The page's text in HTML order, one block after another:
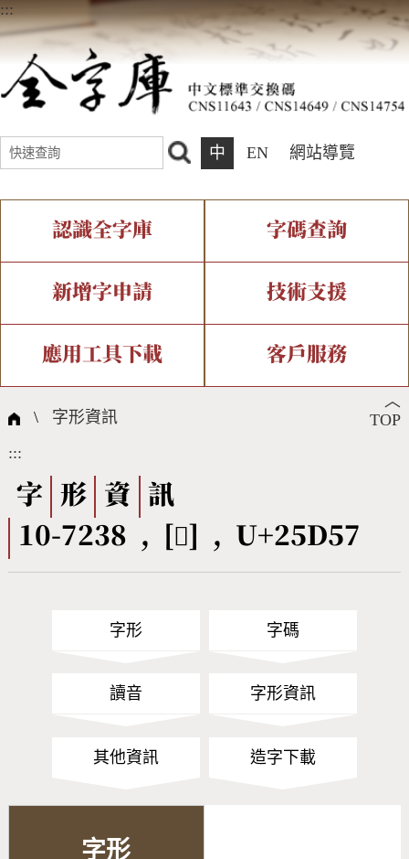
:::
中 EN 網站導覽
認識全字庫
全字庫介紹 全字庫現況
中文碼介紹 專有名詞介紹
國際字碼相關組織
字碼查詢
IDS查詢 部件查詢
複合查詢 注音查詢
筆畫查詢
筆順序查詢
CNS查詢 Unicode查詢
新增字申請
新字申請處理流程
技術支援
字形即時顯示 造字解決方案
全字庫授權 轉碼Web Service
應用工具下載
個人電腦造字處理工具
字形下載
客戶服務
問題集
熱門查詢統計
︿
TOP
\ 字形資訊
:::
字 形 資
訊
10-7238 , [𥵗] , U+25D57
字形 字碼
讀音 字形資訊
其他資訊 造字下載
字形